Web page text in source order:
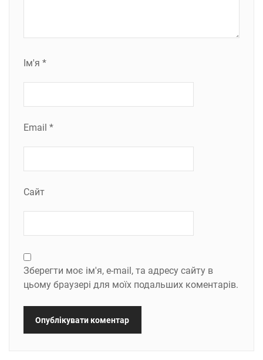
Ім'я *
Email *
Сайт
Зберегти моє ім'я, e-mail, та адресу сайту в
цьому браузері для моїх подальших коментарів.